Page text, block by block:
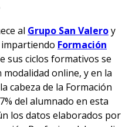
al Grupo San Valeroy
Formación
sus ciclos formativos se
online, y en la
cabeza de la Formación
del alumnado en esta
los datos elaborados por